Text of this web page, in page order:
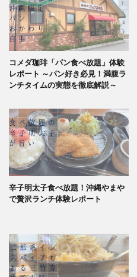
コメダ珈琲「パン食べ放題」体験
レポート ～パン好き必見！満腹ラ
ンチタイムの実態を徹底解説～
辛子明太子食べ放題！沖縄やまや
で贅沢ランチ体験レポート